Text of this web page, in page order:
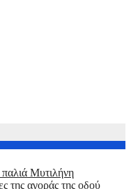
Μυτιλήνη
της αγοράς της οδού